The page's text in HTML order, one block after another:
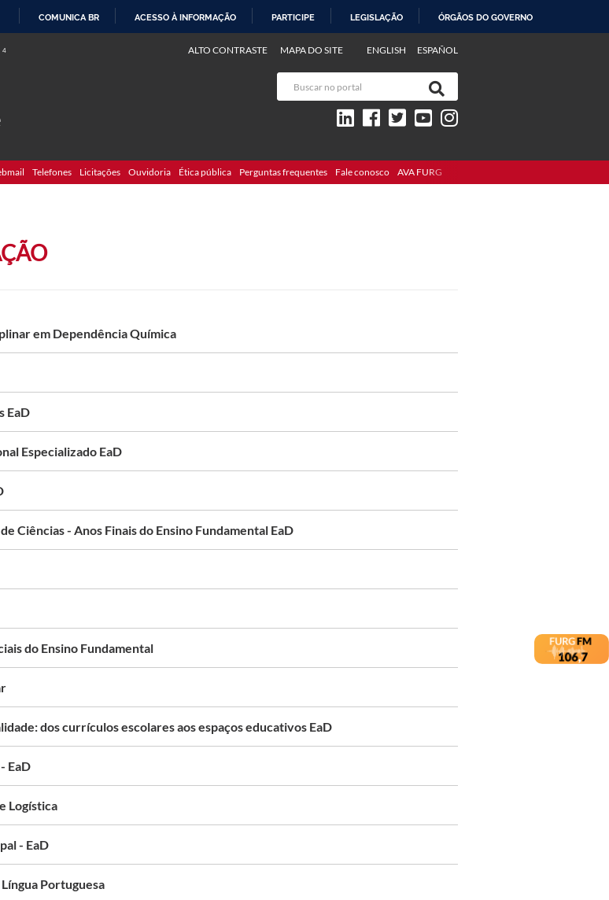
COMUNICA BR ACESSO À INFORMAÇÃO PARTICIPE LEGISLAÇÃO ÓRGÃOS DO GOVERNO
4 ENGLISH ESPAÑOL
ALTO CONTRASTE MAPA DO SITE
Telefones Licitações Ouvidoria Ética pública Perguntas frequentes Fale conosco AVA FURG
em Dependência Química
EaD
Especializado EaD
Ciências - Anos Finais do Ensino Fundamental EaD
do Ensino Fundamental
dos currículos escolares aos espaços educativos EaD
EaD
Logística
- EaD
Portuguesa